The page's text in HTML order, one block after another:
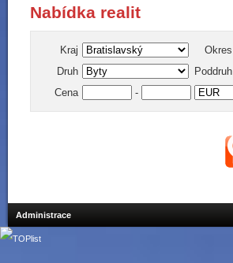
Nabídka realit
Kraj
Okres
Druh
Poddruh
Cena
-
Administrace